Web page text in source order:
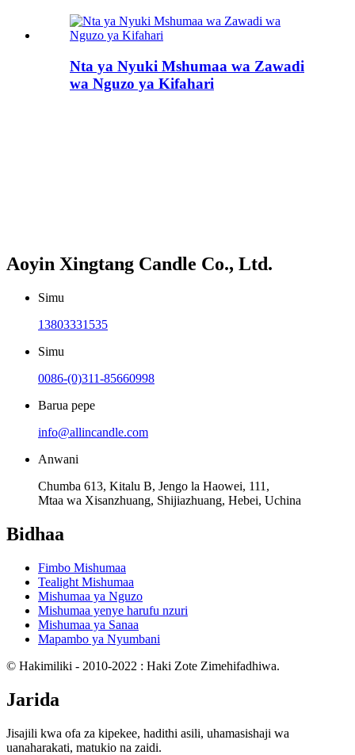
Nta ya Nyuki Mshumaa wa Zawadi
wa Nguzo ya Kifahari
Aoyin Xingtang Candle Co., Ltd.
Simu
13803331535
Simu
0086-(0)311-85660998
Barua pepe
info@allincandle.com
Anwani
Chumba 613, Kitalu B, Jengo la Haowei, 111,
Mtaa wa Xisanzhuang, Shijiazhuang, Hebei, Uchina
Bidhaa
Fimbo Mishumaa
Tealight Mishumaa
Mishumaa ya Nguzo
Mishumaa yenye harufu nzuri
Mishumaa ya Sanaa
Mapambo ya Nyumbani
© Hakimiliki - 2010-2022 : Haki Zote Zimehifadhiwa.
Jarida
Jisajili kwa ofa za kipekee, hadithi asili, uhamasishaji wa
uanaharakati, matukio na zaidi.